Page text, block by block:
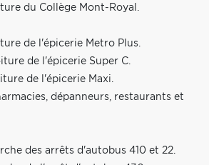
du Collège Mont-Royal.
de l'épicerie Metro Plus.
de l'épicerie Super C.
de l'épicerie Maxi.
dépanneurs, restaurants et
des arrêts d'autobus 410 et 22.